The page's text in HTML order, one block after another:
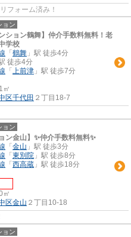
フォーム済み！
ョン
ション鶴舞】仲介手数料無料！老
学校
「 鶴舞 」駅 徒歩4分
徒歩4分
「 上前津 」駅 徒歩7分
㎡
区千代田 ２丁目18-7
ョン
ン金山】✨️仲介手数料無料✨️
「 金山 」駅 徒歩3分
「 東別院 」駅 徒歩8分
「 西高蔵 」駅 徒歩18分
㎡
区金山 ２丁目10-18
ョン